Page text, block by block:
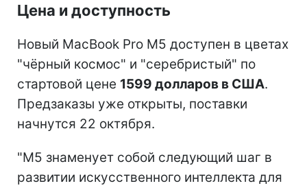
Цена и доступность
Новый MacBook Pro M5 доступен в цветах
"чёрный космос" и "серебристый" по
стартовой цене 1599 долларов в США.
Предзаказы уже открыты, поставки
начнутся 22 октября.
"M5 знаменует собой следующий шаг в
развитии искусственного интеллекта для